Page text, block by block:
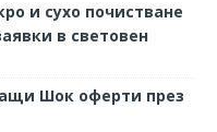
и сухо почистване
в световен
Шок оферти през